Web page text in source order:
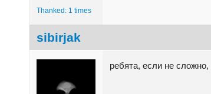
Thanked: 1 times
sibirjak
ребята, если не сложно,